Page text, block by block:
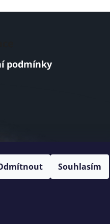
Souhlasím
podmínky